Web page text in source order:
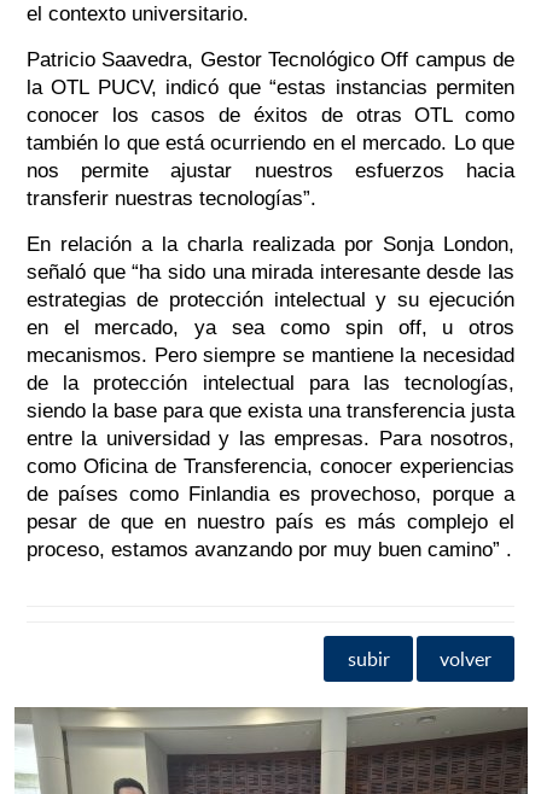
el contexto universitario.
Patricio Saavedra, Gestor Tecnológico Off campus de
la OTL PUCV, indicó que “estas instancias permiten
conocer los casos de éxitos de otras OTL como
también lo que está ocurriendo en el mercado. Lo que
nos permite ajustar nuestros esfuerzos hacia
transferir nuestras tecnologías”.
En relación a la charla realizada por Sonja London,
señaló que “ha sido una mirada interesante desde las
estrategias de protección intelectual y su ejecución
en el mercado, ya sea como spin off, u otros
mecanismos. Pero siempre se mantiene la necesidad
de la protección intelectual para las tecnologías,
siendo la base para que exista una transferencia justa
entre la universidad y las empresas. Para nosotros,
como Oficina de Transferencia, conocer experiencias
de países como Finlandia es provechoso, porque a
pesar de que en nuestro país es más complejo el
proceso, estamos avanzando por muy buen camino” .
subir volver